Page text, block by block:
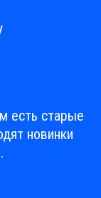
есть старые
новинки